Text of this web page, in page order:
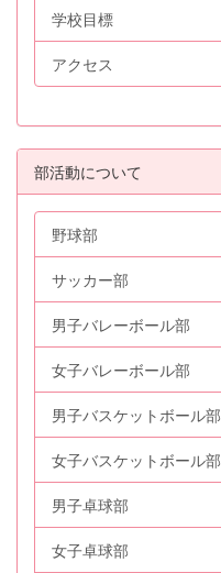
学校目標
アクセス
部活動について
野球部
サッカー部
男子バレーボール部
女子バレーボール部
男子バスケットボール部
女子バスケットボール部
男子卓球部
女子卓球部